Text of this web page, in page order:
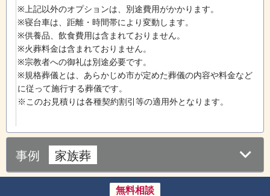
※上記以外のオプションは、別途費用がかかります。
※寝台車は、距離・時間帯により変動します。
※供養品、飲食費用は含まれておりません。
※火葬料金は含まれておりません。
※宗教者への御礼は別途必要です。
※規格葬儀とは、あらかじめ市が定めた葬儀の内容や料金など
に従って施行する葬儀です。
※このお見積りは各種契約割引等の適用外となります。
事例 家族葬
無料相談